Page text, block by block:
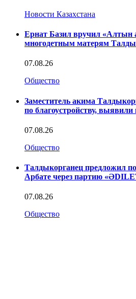
Новости Казахстана
Ернат Базил вручил «Алтын
многодетным матерям
07.08.26
Общество
Заместитель акима
по благоустройству,
07.08.26
Общество
Талдыкорганец предложил
Арбате через партию
07.08.26
Общество